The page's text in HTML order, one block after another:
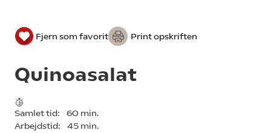
Fjern som favorit Print opskriften
Quinoasalat
Samlet tid:
60 min.
Arbejdstid:
45 min.